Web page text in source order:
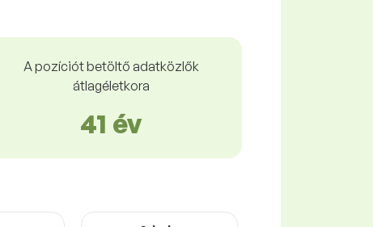
A pozíciót betöltő adatközlők
átlagéletkora
41 év